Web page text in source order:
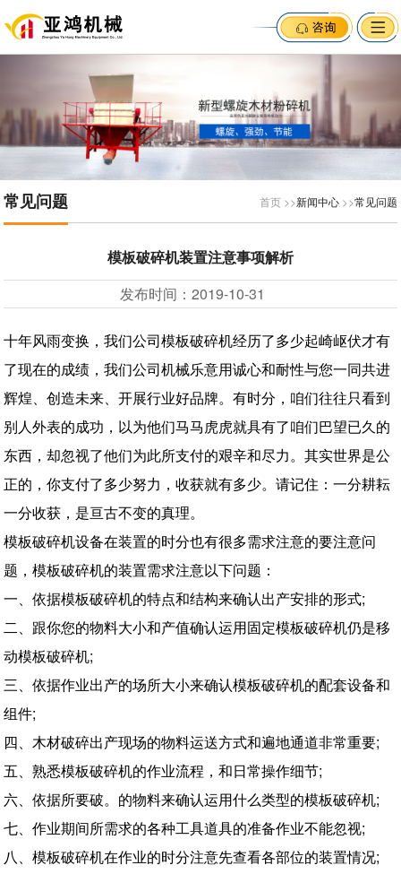
常见问题 首页 >>新闻中心>>常见问题
模板破碎机装置注意事项解析
发布时间： 2019-10-31
十年风雨变换，我们公司模板破碎机经历了多少起崎岖伏才有
了现在的成绩，我们公司机械乐意用诚心和耐性与您一同共进
辉煌、创造未来、开展行业好品牌。有时分，咱们往往只看到
别人外表的成功，以为他们马马虎虎就具有了咱们巴望已久的
东西，却忽视了他们为此所支付的艰辛和尽力。其实世界是公
正的，你支付了多少努力，收获就有多少。请记住：一分耕耘
一分收获，是亘古不变的真理。
模板破碎机设备在装置的时分也有很多需求注意的要注意问
题，模板破碎机的装置需求注意以下问题：
一、依据模板破碎机的特点和结构来确认出产安排的形式;
二、跟你您的物料大小和产值确认运用固定模板破碎机仍是移
动模板破碎机;
三、依据作业出产的场所大小来确认模板破碎机的配套设备和
组件;
四、木材破碎出产现场的物料运送方式和遍地通道非常重要;
五、熟悉模板破碎机的作业流程，和日常操作细节;
六、依据所要破。的物料来确认运用什么类型的模板破碎机;
七、作业期间所需求的各种工具道具的准备作业不能忽视;
八、模板破碎机在作业的时分注意先查看各部位的装置情况;